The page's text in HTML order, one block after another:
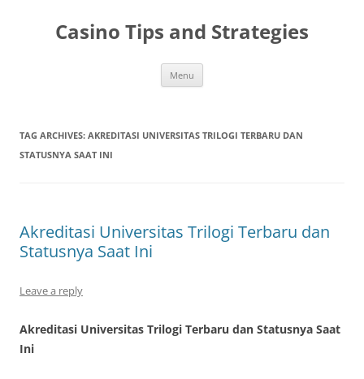
Casino Tips and Strategies
Menu
TAG ARCHIVES: AKREDITASI UNIVERSITAS TRILOGI TERBARU DAN
STATUSNYA SAAT INI
Akreditasi Universitas Trilogi Terbaru dan
Statusnya Saat Ini
Leave a reply
Akreditasi Universitas Trilogi Terbaru dan Statusnya Saat
Ini